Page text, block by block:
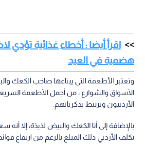
اقرأ أيضا : أخطاء غذائية تؤدي
هضمية في العيد
وتعتبر الأطعمة التي يبتاعها صاحب الكعك
الأسواق والشوارع ، من أجمل الأطعمة
الأردنيون وترتبط بذكرياتهم.
بالإضافة إلى أنا الكعك والبيض لذيذة، إلا
تكلف الأردني ذلك المبلغ بالرغم من ارتفاع